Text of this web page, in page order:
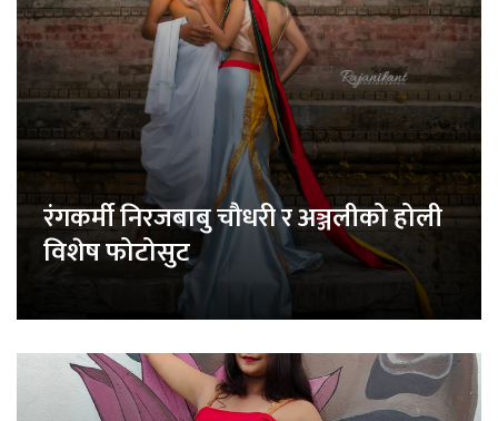
रंगकर्मी निरजबाबु चौधरी र अञ्जलीको होली
विशेष फोटोसुट